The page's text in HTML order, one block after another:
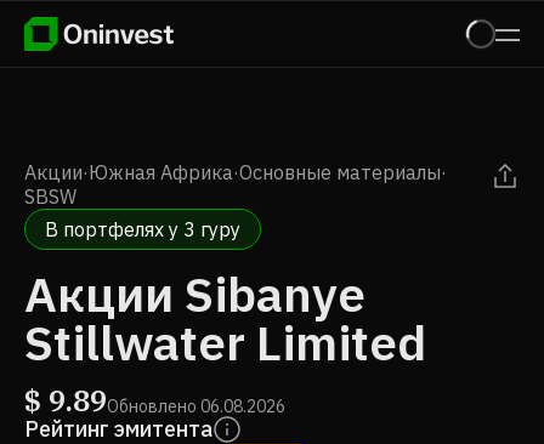
Акции·Южная Африка·Основные материалы·
SBSW
В портфелях у 3 гуру
Акции Sibanye
Stillwater Limited
$ 9.89Обновлено 06.08.2026
Рейтинг эмитента